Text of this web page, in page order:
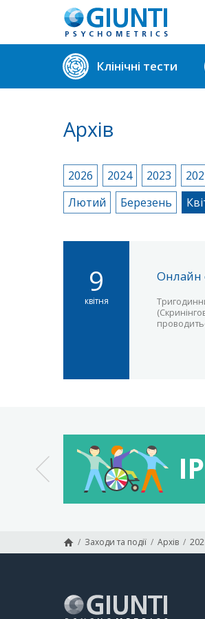
Клінічні тести
Архів
2026 2024 2023
Лютий
Березень
Онлайн
9
квітня
/ Заходи та події / Архів /